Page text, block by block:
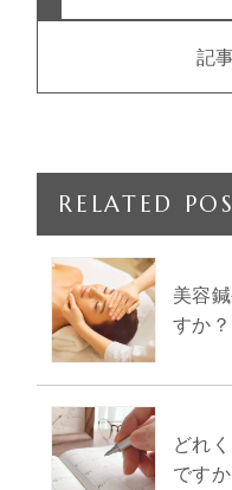
愛いあの子の小
記
RELATED
美容
すか？
どれ
です